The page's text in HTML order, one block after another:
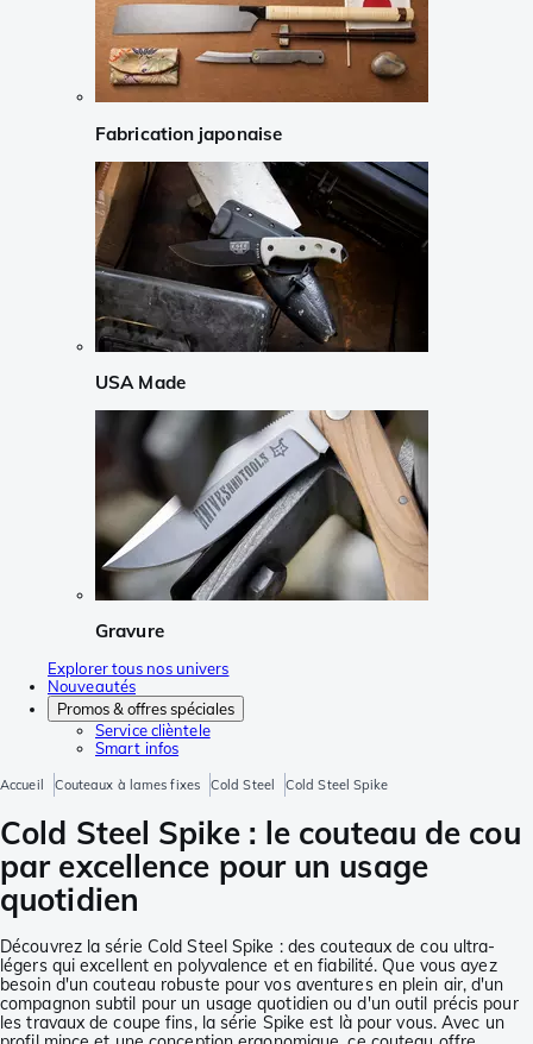
Fabrication japonaise
USA Made
Gravure
Explorer tous nos univers
Nouveautés
Promos & offres spéciales
Service clièntele
Smart infos
Accueil Couteaux à lames fixes Cold Steel Cold Steel Spike
Cold Steel Spike : le couteau de cou
par excellence pour un usage
quotidien
Découvrez la série Cold Steel Spike : des couteaux de cou ultra-
légers qui excellent en polyvalence et en fiabilité. Que vous ayez
besoin d'un couteau robuste pour vos aventures en plein air, d'un
compagnon subtil pour un usage quotidien ou d'un outil précis pour
les travaux de coupe fins, la série Spike est là pour vous. Avec un